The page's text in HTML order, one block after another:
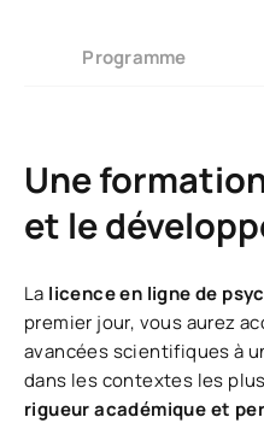
Programme
Une
et le
La licence en ligne de
premier jour, vous aurez
avancées scientifiques à
dans les contextes les
rigueur académique et